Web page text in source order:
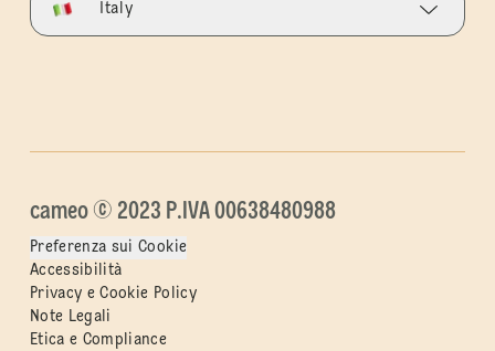
Italy
cameo © 2023 P.IVA 00638480988
Preferenza sui Cookie
Accessibilità
Privacy e Cookie Policy
Note Legali
Etica e Compliance